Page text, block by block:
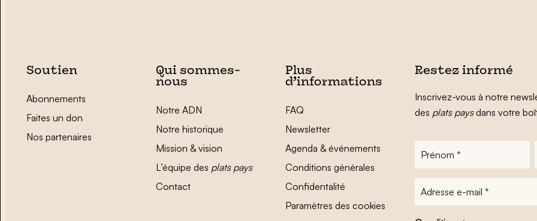
Soutien
Abonnements
Faites un don
Nos partenaires
Qui sommes-
nous
Notre ADN
Notre historique
Mission & vision
L’équipe des plats pays
Contact
Plus
d’informations
FAQ
Newsletter
Agenda & événements
Conditions générales
Confidentalité
Paramètres des cookies
Restez informé
Inscrivez-vous à notre
des plats paysdans votre
mail